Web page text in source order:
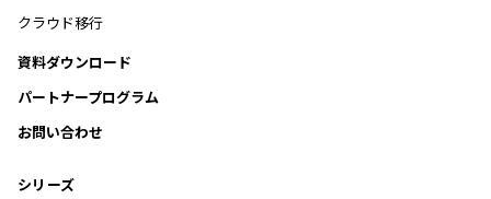
クラウド移行
資料ダウンロード
パートナープログラム
お問い合わせ
シリーズ